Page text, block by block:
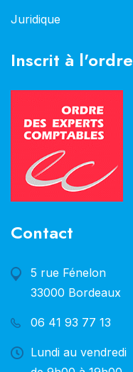
Juridique
Inscrit à l'ordre
Contact
5 rue Fénelon
33000 Bordeaux
06 41 93 77 13
Lundi au vendredi